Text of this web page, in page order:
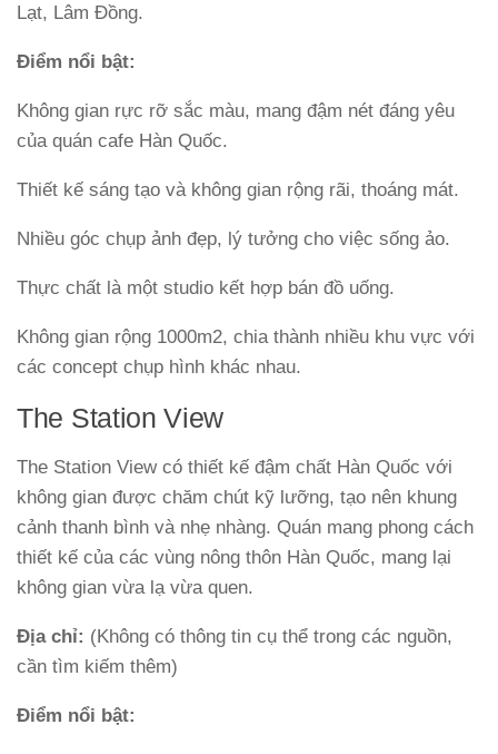
Lạt, Lâm Đồng.
Điểm nổi bật:
Không gian rực rỡ sắc màu, mang đậm nét đáng yêu
của quán cafe Hàn Quốc.
Thiết kế sáng tạo và không gian rộng rãi, thoáng mát.
Nhiều góc chụp ảnh đẹp, lý tưởng cho việc sống ảo.
Thực chất là một studio kết hợp bán đồ uống.
Không gian rộng 1000m2, chia thành nhiều khu vực với
các concept chụp hình khác nhau.
The Station View
The Station View có thiết kế đậm chất Hàn Quốc với
không gian được chăm chút kỹ lưỡng, tạo nên khung
cảnh thanh bình và nhẹ nhàng. Quán mang phong cách
thiết kế của các vùng nông thôn Hàn Quốc, mang lại
không gian vừa lạ vừa quen.
Địa chỉ: (Không có thông tin cụ thể trong các nguồn,
cần tìm kiếm thêm)
Điểm nổi bật: